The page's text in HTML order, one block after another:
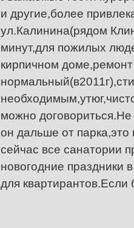
и другие,более
ул.Калинина(рядом
минут,для пожилых
кирпичном доме,ремонт
можно
он дальше от парка,это
сейчас все санатории
новогодние праздники
для